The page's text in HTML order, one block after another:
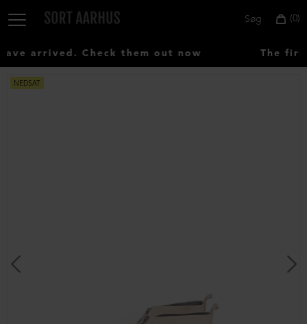
0
Søg
arrived. Check them out now The first
NEDSAT